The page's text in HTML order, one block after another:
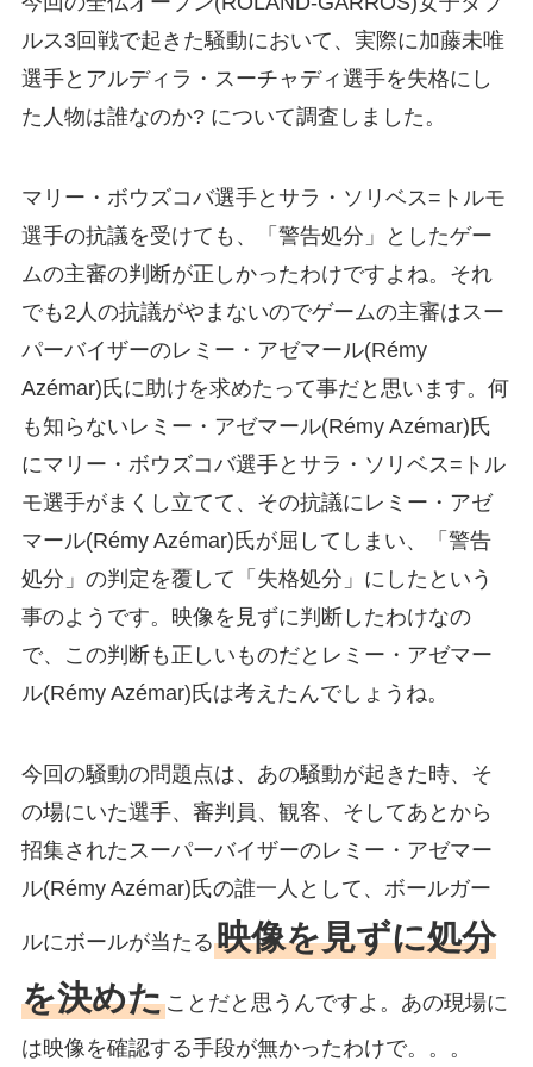
ルス3回戦で起きた騒動において、実際に加藤未唯
選手とアルディラ・スーチャディ選手を失格にし
た人物は誰なのか? について調査しました。
マリー・ボウズコバ選手とサラ・ソリベス=トルモ
選手の抗議を受けても、「警告処分」としたゲー
ムの主審の判断が正しかったわけですよね。それ
でも2人の抗議がやまないのでゲームの主審はスー
パーバイザーのレミー・アゼマール(Rémy
Azémar)氏に助けを求めたって事だと思います。何
も知らないレミー・アゼマール(Rémy Azémar)氏
にマリー・ボウズコバ選手とサラ・ソリベス=トル
モ選手がまくし立てて、その抗議にレミー・アゼ
マール(Rémy Azémar)氏が屈してしまい、「警告
処分」の判定を覆して「失格処分」にしたという
事のようです。映像を見ずに判断したわけなの
で、この判断も正しいものだとレミー・アゼマー
ル(Rémy Azémar)氏は考えたんでしょうね。
今回の騒動の問題点は、あの騒動が起きた時、そ
の場にいた選手、審判員、観客、そしてあとから
招集されたスーパーバイザーのレミー・アゼマー
ル(Rémy Azémar)氏の誰一人として、ボールガー
ルにボールが当たる映像を見ずに処分
を決めたことだと思うんですよ。あの現場に
は映像を確認する手段が無かったわけで。。。